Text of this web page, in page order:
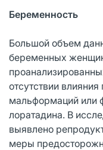
Беременность
Большой объем
беременных
отсутствии
мальформаций или
лоратадина. В
выявлено
меры